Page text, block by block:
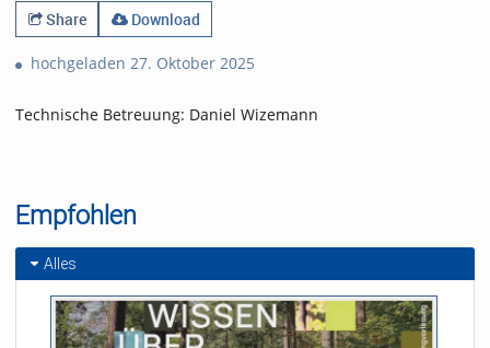
Share Download
hochgeladen 27. Oktober 2025
Technische Betreuung: Daniel Wizemann
Empfohlen
Alles